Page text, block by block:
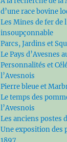
d’une race bovine
Les Mines de fer de
insoupçonnable
Parcs, Jardins et
Le Pays d’Avesnes
Personnalités et
l’Avesnois
Pierre bleue et
Le temps des
l’Avesnois
Les anciens postes
Une exposition des
1897